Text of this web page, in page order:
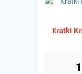
Kratki